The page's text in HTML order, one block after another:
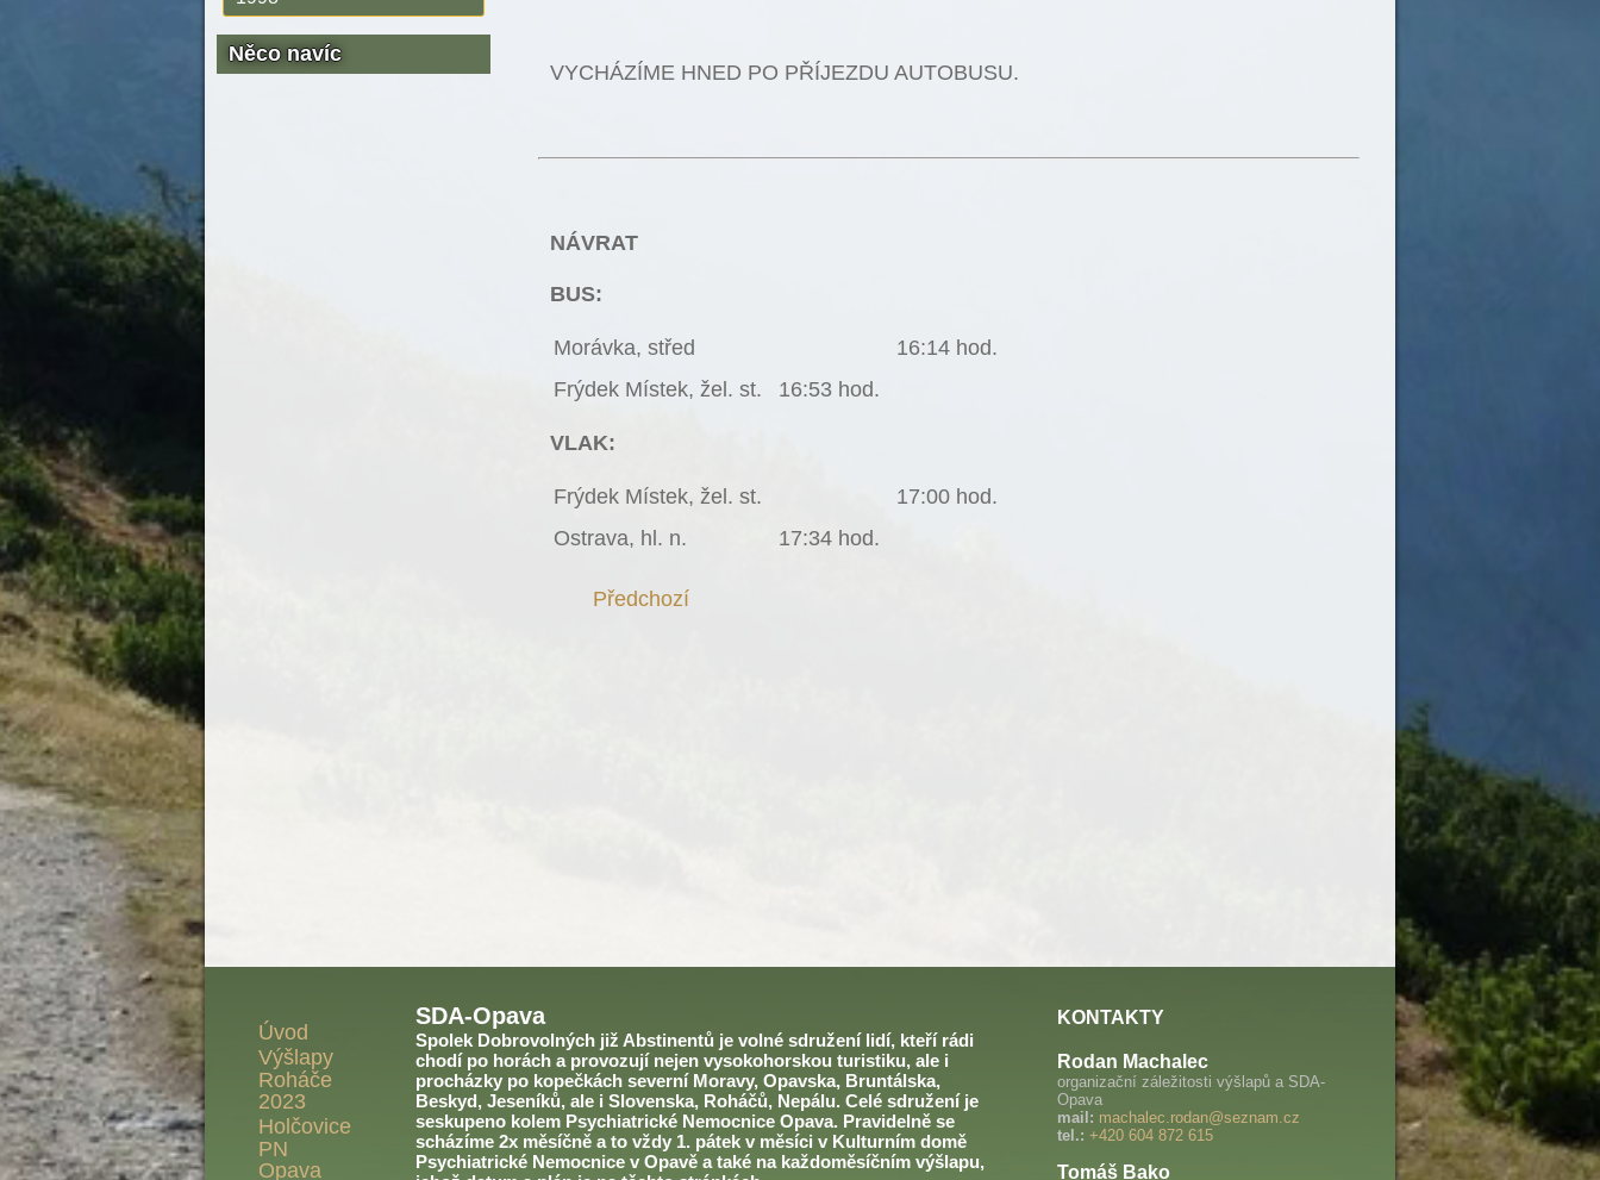
Něco navíc
VYCHÁZÍME HNED PO PŘÍJEZDU AUTOBUSU.
NÁVRAT
BUS:
Morávka, střed
16:14 hod.
Frýdek Místek, žel. st.
16:53 hod.
VLAK:
Frýdek Místek, žel. st.
17:00 hod.
Ostrava, hl. n.
17:34 hod.
Předchozí
Úvod
Výšlapy
Roháče
2023
Holčovice
PN
Opava
SDA-Opava
Spolek Dobrovolných již Abstinentů je volné sdružení lidí, kteří rádi
chodí po horách a provozují nejen vysokohorskou turistiku, ale i
procházky po kopečkách severní Moravy, Opavska, Bruntálska,
Beskyd, Jeseníků, ale i Slovenska, Roháčů, Nepálu. Celé sdružení je
seskupeno kolem Psychiatrické Nemocnice Opava. Pravidelně se
scházíme 2x měsíčně a to vždy 1. pátek v měsíci v Kulturním domě
Psychiatrické Nemocnice v Opavě a také na každoměsíčním výšlapu,
KONTAKTY
Rodan Machalec
organizační záležitosti výšlapů a SDA-
Opava
mail: machalec.rodan@seznam.cz
tel.: +420 604 872 615
Tomáš Bako